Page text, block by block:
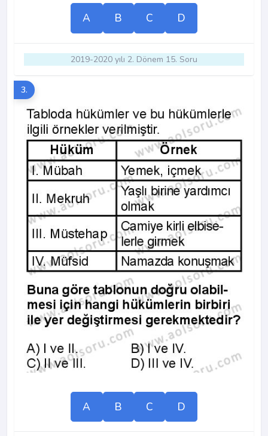
A B C D
2019-2020 yılı 2. Dönem 15. Soru
3.
A B C D